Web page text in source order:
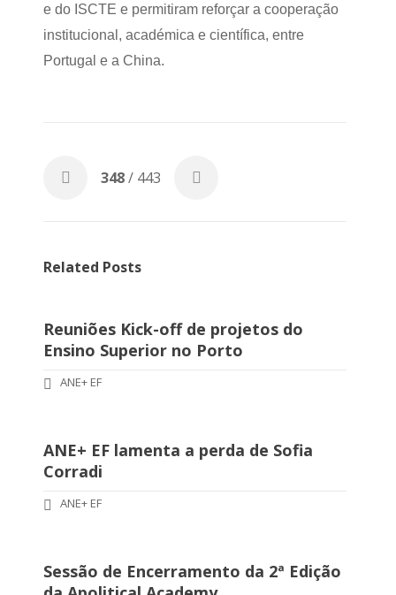
e do ISCTE e permitiram reforçar a cooperação
institucional, académica e científica, entre
Portugal e a China.
348/ 443
Related Posts
Reuniões Kick-off de projetos do
Ensino Superior no Porto
ANE+ EF
ANE+ EF lamenta a perda de Sofia
Corradi
ANE+ EF
Sessão de Encerramento da 2ª Edição